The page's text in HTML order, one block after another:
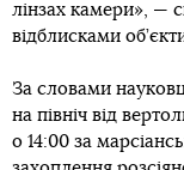
лінзах камери», —
відблисками
За словами
на північ від
о 14:00 за